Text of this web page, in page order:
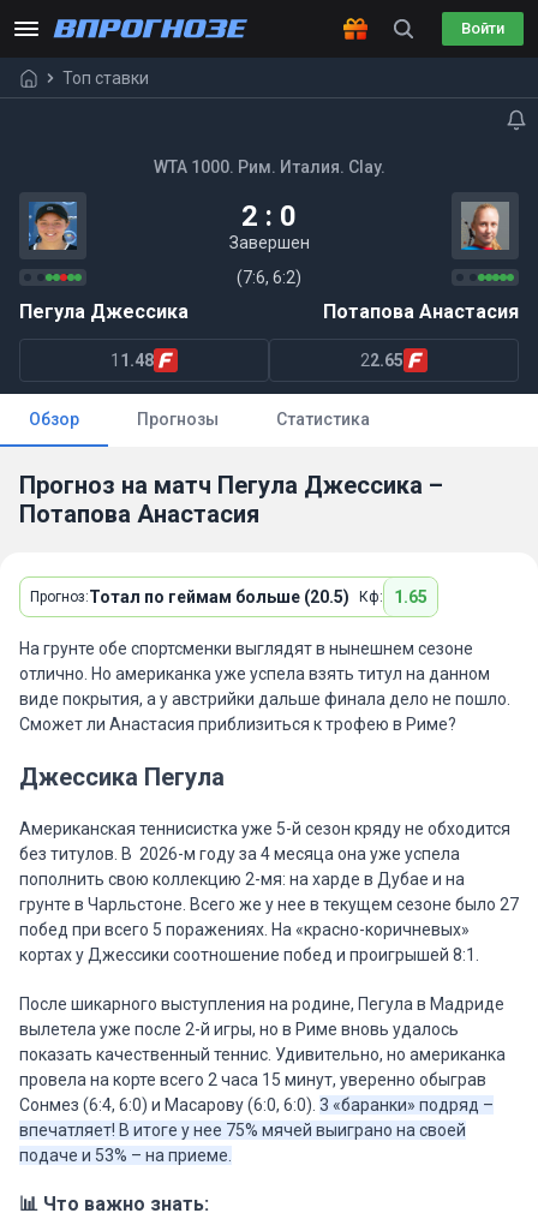
Войти
Топ ставки
WTA 1000. Рим. Италия. Clay.
2 : 0
Завершен
(7:6, 6:2)
Пегула Джессика Потапова Анастасия
1 1.48 22.65
Обзор Прогнозы Статистика
Прогноз на матч Пегула Джессика –
Потапова Анастасия
Прогноз:Тотал по геймам больше (20.5) Кф: 1.65
На грунте обе спортсменки выглядят в нынешнем сезоне
отлично. Но американка уже успела взять титул на данном
виде покрытия, а у австрийки дальше финала дело не пошло.
Сможет ли Анастасия приблизиться к трофею в Риме?
Джессика Пегула
Американская теннисистка уже 5-й сезон кряду не обходится
без титулов. В 2026-м году за 4 месяца она уже успела
пополнить свою коллекцию 2-мя: на харде в Дубае и на
грунте в Чарльстоне. Всего же у нее в текущем сезоне было 27
побед при всего 5 поражениях. На «красно-коричневых»
кортах у Джессики соотношение побед и проигрышей 8:1.
После шикарного выступления на родине, Пегула в Мадриде
вылетела уже после 2-й игры, но в Риме вновь удалось
показать качественный теннис. Удивительно, но американка
провела на корте всего 2 часа 15 минут, уверенно обыграв
Сонмез (6:4, 6:0) и Масарову (6:0, 6:0). 3 «баранки» подряд –
впечатляет! В итоге у нее 75% мячей выиграно на своей
подаче и 53% – на приеме.
📊 Что важно знать: